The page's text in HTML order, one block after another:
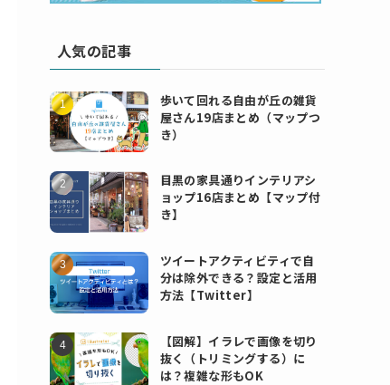
人気の記事
歩いて回れる自由が丘の雑貨
屋さん19店まとめ（マップつ
き）
目黒の家具通りインテリアシ
ョップ16店まとめ【マップ付
き】
ツイートアクティビティで自
分は除外できる？設定と活用
方法【Twitter】
【図解】イラレで画像を切り
抜く（トリミングする）に
は？複雑な形もOK